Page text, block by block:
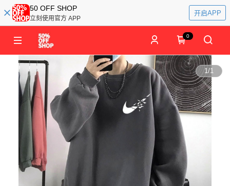
50 OFF SHOP
立刻使用官方 APP
开启APP
0
1/1